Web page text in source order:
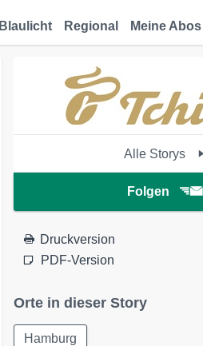
Blaulicht Regional Meine Abos
Alle Storys
Folgen
Druckversion
PDF-Version
Orte in dieser Story
Hamburg